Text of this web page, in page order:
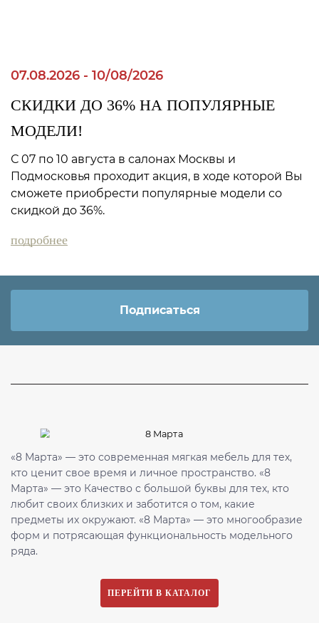
07.08.2026 - 10/08/2026
СКИДКИ ДО 36% НА ПОПУЛЯРНЫЕ
МОДЕЛИ!
С 07 по 10 августа в салонах Москвы и
Подмосковья проходит акция, в ходе которой Вы
сможете приобрести популярные модели со
скидкой до 36%.
подробнее
Подписаться
«8 Марта» — это современная мягкая мебель для тех,
кто ценит свое время и личное пространство. «8
Марта» — это Качество с большой буквы для тех, кто
любит своих близких и заботится о том, какие
предметы их окружают. «8 Марта» — это многообразие
форм и потрясающая функциональность модельного
ряда.
ПЕРЕЙТИ В КАТАЛОГ